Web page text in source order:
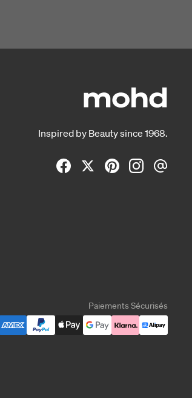
Inspired by Beauty since 1968.
Paiements Sécurisés